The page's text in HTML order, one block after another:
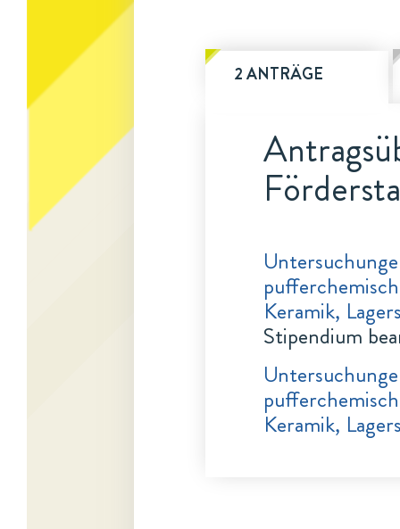
2 ANTRÄGE
Keramik,
Stipendium
Keramik,